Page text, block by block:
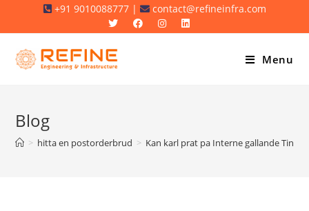
+91 9010088777 | contact@refineinfra.com
Menu
Blog
> hitta en postorderbrud > Kan karl prat pa Interne gallande